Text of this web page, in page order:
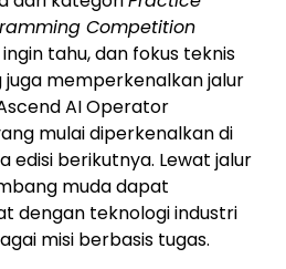
Competition
tahu, dan fokus teknis
juga memperkenalkan jalur
AI Operator
mulai diperkenalkan di
edisi berikutnya. Lewat jalur
muda dapat
dengan teknologi industri
misi berbasis tugas.